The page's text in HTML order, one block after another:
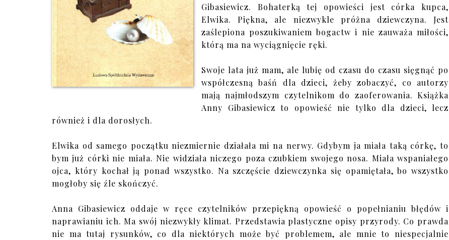
Gibasiewicz. Bohaterką tej opowieści jest córka kupca,
Elwika. Piękna, ale niezwykle próżna dziewczyna. Jest
zaślepiona poszukiwaniem bogactw i nie zauważa miłości,
którą ma na wyciągnięcie ręki.
Swoje lata już mam, ale lubię od czasu do czasu sięgnąć po
współczesną baśń dla dzieci, żeby zobaczyć, co autorzy
mają najmłodszym czytelnikom do zaoferowania. Książka
Anny Gibasiewicz to opowieść nie tylko dla dzieci, lecz
również i dla dorosłych.
Elwika od samego początku niezmiernie działała mi na nerwy. Gdybym ja miała taką córkę, to
bym już córki nie miała. Nie widziała niczego poza czubkiem swojego nosa. Miała wspaniałego
ojca, który kochał ją ponad wszystko. Na szczęście dziewczynka się opamiętała, bo wszystko
mogłoby się źle skończyć.
Anna Gibasiewicz oddaje w ręce czytelników przepiękną opowieść o popełnianiu błędów i
naprawianiu ich. Ma swój niezwykły klimat. Przedstawia plastyczne opisy przyrody. Co prawda
nie ma tutaj rysunków, co dla niektórych może być problemem, ale mnie to niespecjalnie